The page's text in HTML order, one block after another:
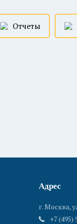
Отчеты
Адрес
г. Москва,
+7 (495)